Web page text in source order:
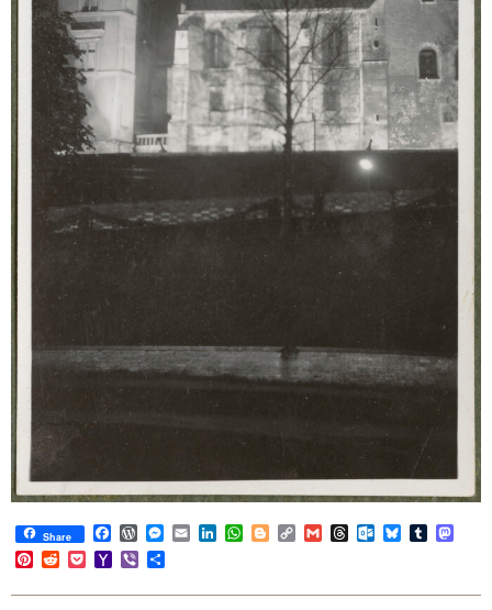
Share Facebook
WordPress
Messenger
EmailLinkedIn
WhatsApp
BloggerCopy
Link
GmailThreadsOutlook.com
BlueskyTumblr
Pinterest
RedditPocketYahoo
Mail
Viber